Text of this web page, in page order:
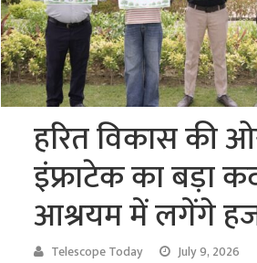
हरित विकास की
इंफ्राटेक का बड़ा
आश्रयम में लगेंगे
Telescope Today July 9, 2026